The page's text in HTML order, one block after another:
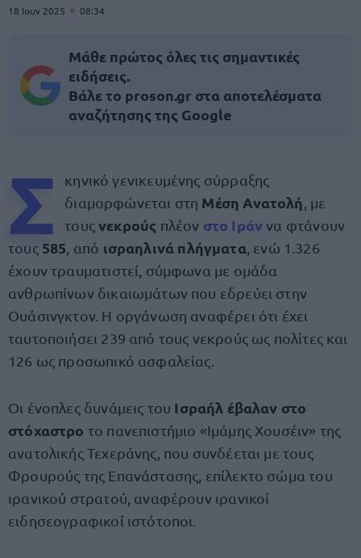
18 Ιουν 2025 08:34
Μάθε πρώτος όλες τις σημαντικές
ειδήσεις.
Βάλε το proson.gr στα αποτελέσματα
αναζήτησης της Google
Σ
κηνικό γενικευμένης σύρραξης
διαμορφώνεται στη Μέση Ανατολή , με
τουςνεκρούς πλέον στο Ιράννα φτάνουν
τους 585 , από ισραηλινά πλήγματα , ενώ 1.326
έχουν τραυματιστεί, σύμφωνα με ομάδα
ανθρωπίνων δικαιωμάτων που εδρεύει στην
Ουάσινγκτον. Η οργάνωση αναφέρει ότι έχει
ταυτοποιήσει 239 από τους νεκρούς ως πολίτες και
126 ως προσωπικό ασφαλείας.
Οι ένοπλες δυνάμεις του Ισραήλ έβαλαν στο
στόχαστρο το πανεπιστήμιο «Ιμάμης Χουσέιν» της
ανατολικής Τεχεράνης, που συνδέεται με τους
Φρουρούς της Επανάστασης, επίλεκτο σώμα του
ιρανικού στρατού, αναφέρουν ιρανικοί
ειδησεογραφικοί ιστότοποι.